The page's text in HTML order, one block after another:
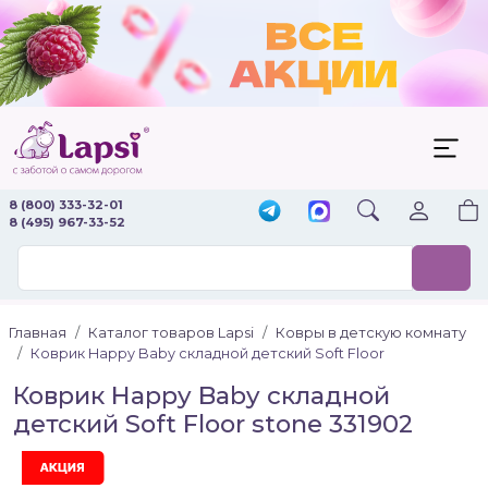
8 (800) 333-32-01
8 (495) 967-33-52
Главная Каталог товаров Lapsi
Ковры в детскую комнату
Коврик Happy Baby складной детский Soft Floor
Коврик Happy Baby складной
детский Soft Floor stone 331902